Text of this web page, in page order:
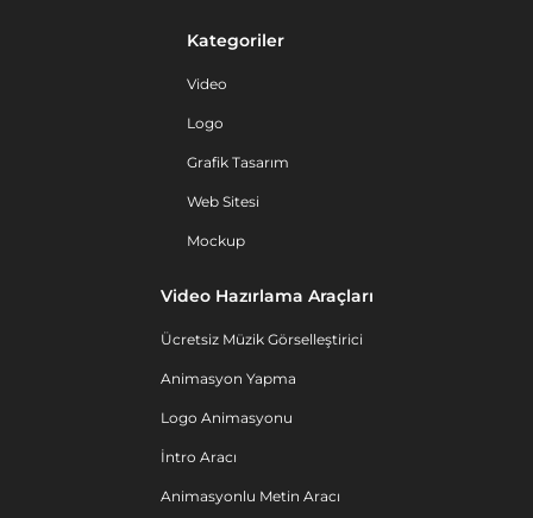
Kategoriler
Video
Logo
Grafik Tasarım
Web Sitesi
Mockup
Video Hazırlama Araçları
Ücretsiz Müzik Görselleştirici
Animasyon Yapma
Logo Animasyonu
İntro Aracı
Animasyonlu Metin Aracı